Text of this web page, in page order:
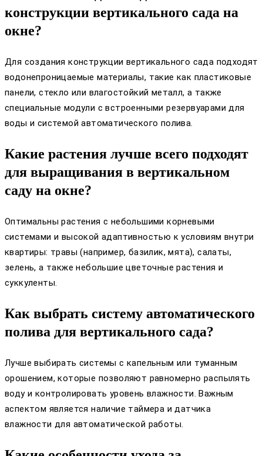
конструкции вертикального сада на
окне?
Для создания конструкции вертикального сада подходят
водонепроницаемые материалы, такие как пластиковые
панели, стекло или влагостойкий металл, а также
специальные модули с встроенными резервуарами для
воды и системой автоматического полива.
Какие растения лучше всего подходят
для выращивания в вертикальном
саду на окне?
Оптимальны растения с небольшими корневыми
системами и высокой адаптивностью к условиям внутри
квартиры: травы (например, базилик, мята), салаты,
зелень, а также небольшие цветочные растения и
суккуленты.
Как выбрать систему автоматического
полива для вертикального сада?
Лучше выбирать системы с капельным или туманным
орошением, которые позволяют равномерно распылять
воду и контролировать уровень влажности. Важным
аспектом является наличие таймера и датчика
влажности для автоматической работы.